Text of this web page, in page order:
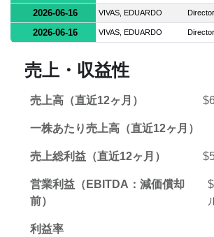
2026-06-16 VIVAS, EDUARDO Director
2026-06-16 VIVAS, EDUARDO Director
売上・収益性
売上高（直近12ヶ月）
一株あたり売上高（直近12ヶ月）
売上総利益（直近12ヶ月）
営業利益（EBITDA：減価償却
前）
利益率